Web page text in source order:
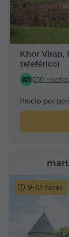
Khor Virap,
teleférico)
550 reseñas
Precio por
9-10 horas